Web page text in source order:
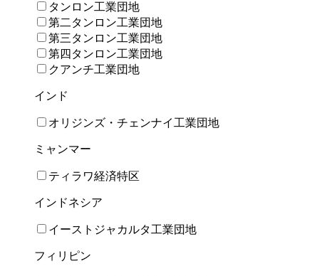
タンロン工業団地
第二タンロン工業団地
第三タンロン工業団地
第四タンロン工業団地
クアンチ工業団地
インド
オリジンズ・チェンナイ工業団地
ミャンマー
ティラワ経済特区
インドネシア
イーストジャカルタ工業団地
フィリピン